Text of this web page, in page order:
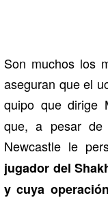
Son muchos los
aseguran que el
quipo que dirige
que, a pesar de
Newcastle le
jugador del
y cuya